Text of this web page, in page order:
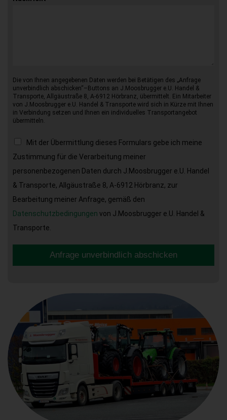
Die von Ihnen angegebenen Daten werden bei Betätigen des „Anfrage
unverbindlich abschicken“–Buttons an J.Moosbrugger e.U. Handel &
Transporte, Allgäustraße 8, A-6912 Hörbranz, übermittelt. Ein Mitarbeiter
von J.Moosbrugger e.U. Handel & Transporte wird sich in Kürze mit Ihnen
in Verbindung setzen und Ihnen ein individuelles Transportangebot
übermitteln.
Mit der Übermittlung dieses Formulars gebe ich meine
Zustimmung für die Verarbeitung meiner
personenbezogenen Daten durch J.Moosbrugger e.U. Handel
& Transporte, Allgäustraße 8, A-6912 Hörbranz, zur
Bearbeitung meiner Anfrage, gemäß den
Datenschutzbedingungen von J.Moosbrugger e.U. Handel &
Transporte.
Anfrage unverbindlich abschicken